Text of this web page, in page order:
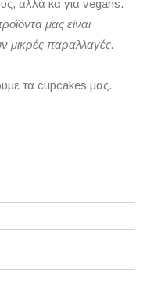
αλλά κα για vegans.
μας είναι
μικρές παραλλαγές.
τα cupcakes μας.